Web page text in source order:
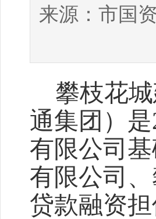
来源： 市国
攀枝花城
通集团）
有限公司
有限公司
贷款融资